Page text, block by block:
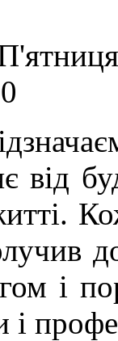
від
і
і